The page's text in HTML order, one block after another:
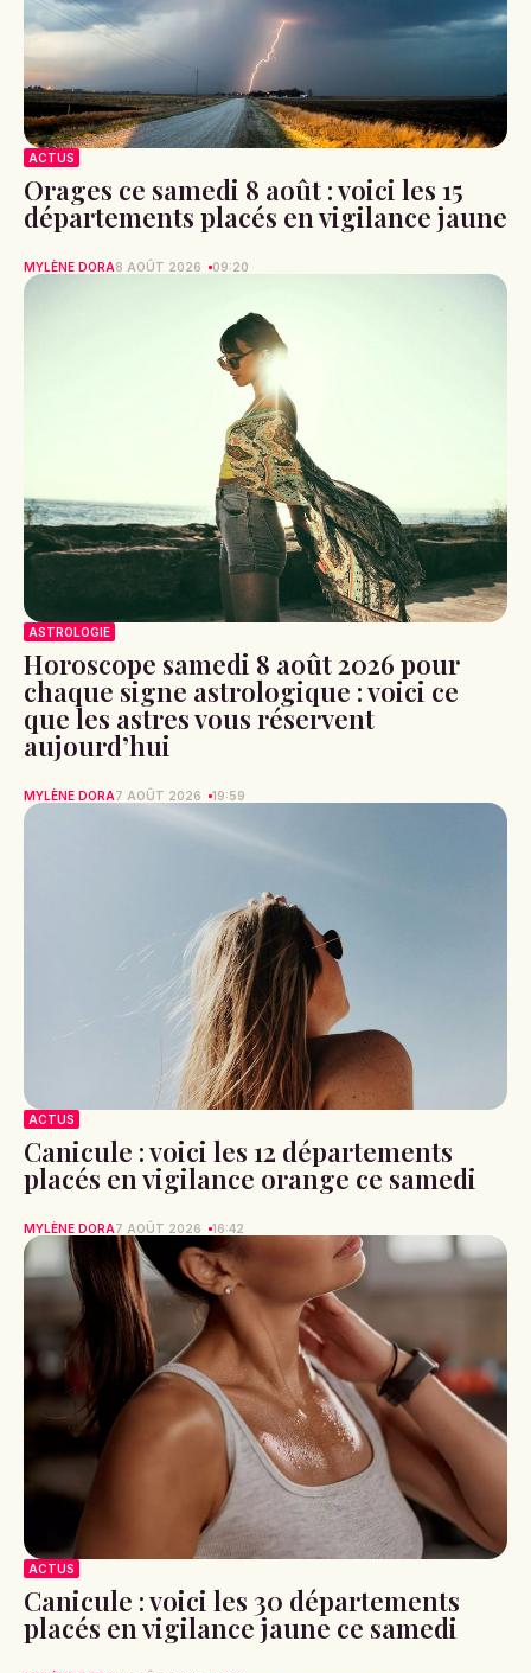
ACTUS
Orages ce samedi 8 août : voici les 15
départements placés en vigilance jaune
MYLÈNE DORA8 AOÛT 2026 09:20
ASTROLOGIE
Horoscope samedi 8 août 2026 pour
chaque signe astrologique : voici ce
que les astres vous réservent
aujourd’hui
MYLÈNE DORA7 AOÛT 2026 19:59
ACTUS
Canicule : voici les 12 départements
placés en vigilance orange ce samedi
MYLÈNE DORA7 AOÛT 2026 16:42
ACTUS
Canicule : voici les 30 départements
placés en vigilance jaune ce samedi